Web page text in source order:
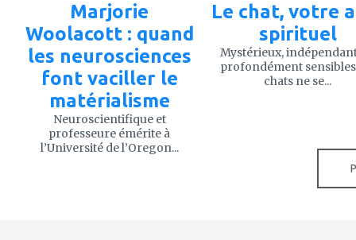
Marjorie
Woolacott : quand
les neurosciences
font vaciller le
matérialisme
Neuroscientifique et
professeure émérite à
l’Université de l’Oregon...
Le chat, votre
spirituel
Mystérieux,
profondément
chats ne se...